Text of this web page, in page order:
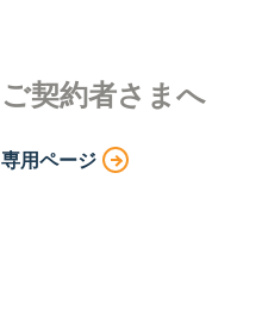
ご契約者さまへ
専用ページ